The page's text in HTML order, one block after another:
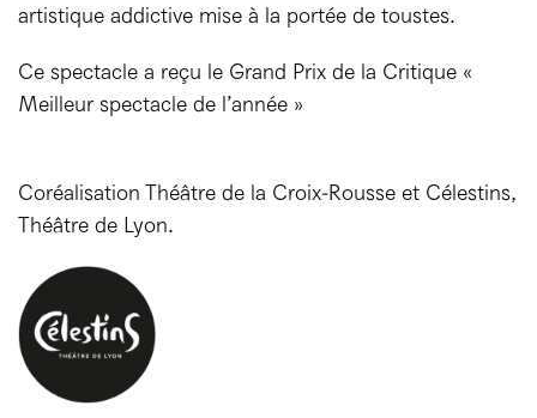
artistique addictive mise à la portée de toustes.
Ce spectacle a reçu le Grand Prix de la Critique «
Meilleur spectacle de l’année »
Coréalisation Théâtre de la Croix-Rousse et Célestins,
Théâtre de Lyon.